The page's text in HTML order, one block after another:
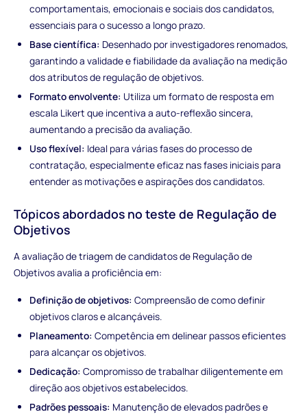
comportamentais, emocionais e sociais dos candidatos,
essenciais para o sucesso a longo prazo.
Base científica: Desenhado por investigadores renomados,
garantindo a validade e fiabilidade da avaliação na medição
dos atributos de regulação de objetivos.
Formato envolvente: Utiliza um formato de resposta em
escala Likert que incentiva a auto-reflexão sincera,
aumentando a precisão da avaliação.
Uso flexível: Ideal para várias fases do processo de
contratação, especialmente eficaz nas fases iniciais para
entender as motivações e aspirações dos candidatos.
Tópicos abordados no teste de Regulação de
Objetivos
A avaliação de triagem de candidatos de Regulação de
Objetivos avalia a proficiência em:
Definição de objetivos: Compreensão de como definir
objetivos claros e alcançáveis.
Planeamento: Competência em delinear passos eficientes
para alcançar os objetivos.
Dedicação: Compromisso de trabalhar diligentemente em
direção aos objetivos estabelecidos.
Padrões pessoais: Manutenção de elevados padrões e